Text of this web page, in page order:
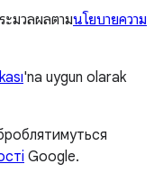
ะมวลผลตามนโยบายความ
'na uygun olarak
Google.